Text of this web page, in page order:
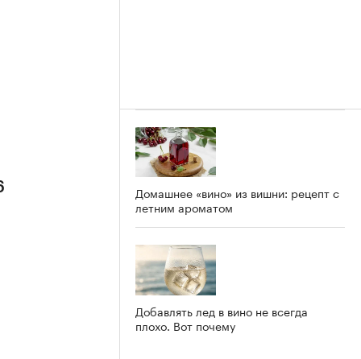
Домашнее «вино» из вишни: рецепт с
летним ароматом
Добавлять лед в вино не всегда
плохо. Вот почему